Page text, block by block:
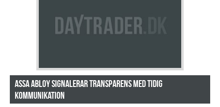
Assa Abloy signalerar transparens med tidig
kommunikation